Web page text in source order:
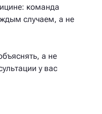
команда
случаем, а не
а не
у вас